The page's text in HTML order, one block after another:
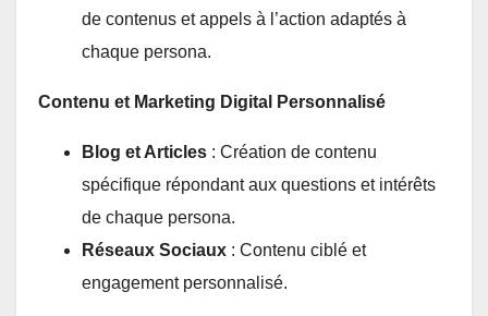
de contenus et appels à l’action adaptés à
chaque persona.
Contenu et Marketing Digital Personnalisé
Blog et Articles : Création de contenu
spécifique répondant aux questions et intérêts
de chaque persona.
Réseaux Sociaux : Contenu ciblé et
engagement personnalisé.